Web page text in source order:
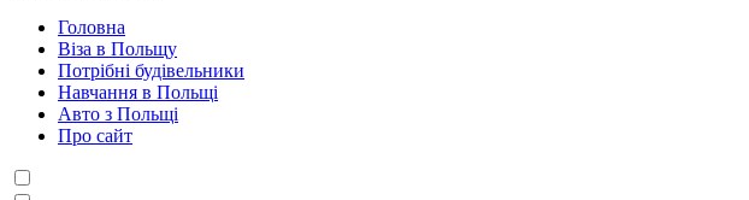
Головна
Віза в Польщу
Потрібні будівельники
Навчання в Польщі
Авто з Польщі
Про сайт